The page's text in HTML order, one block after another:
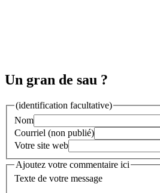
Un gran de sau ?
(identification facultative)
Nom
Courriel (non publié)
Votre site web
Ajoutez votre commentaire ici
Texte de votre message